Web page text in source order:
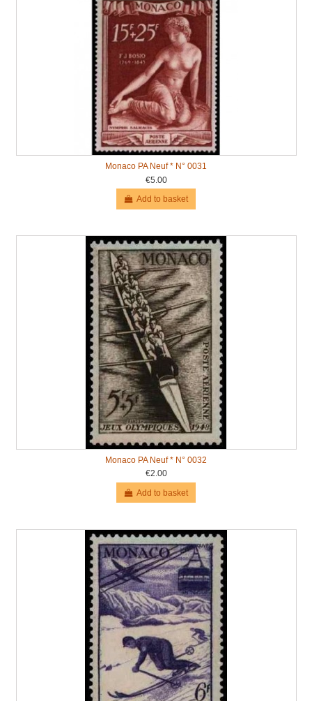
Monaco PA Neuf * N° 0031
€5.00
Add to basket
Monaco PA Neuf * N° 0032
€2.00
Add to basket